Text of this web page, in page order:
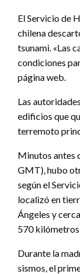
El Servicio de
chilena
tsunami. «Las
condiciones
página web.
Las
edificios que
terremoto
Minutos antes
GMT), hubo
según el
localizó en
Ángeles y
570 kilómetros
Durante la
sismos, el